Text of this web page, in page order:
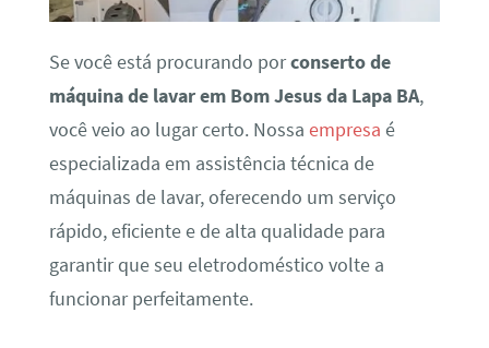
Se você está procurando porconserto de
máquina de lavar em Bom Jesus da Lapa BA,
você veio ao lugar certo. Nossa empresa é
especializada em assistência técnica de
máquinas de lavar, oferecendo um serviço
rápido, eficiente e de alta qualidade para
garantir que seu eletrodoméstico volte a
funcionar perfeitamente.